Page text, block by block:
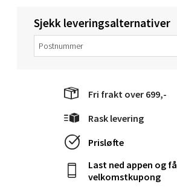
Sjekk leveringsalternativer
Fri frakt over 699,-
Rask levering
Prisløfte
Last ned appen og få
velkomstkupong
Bergen - Oasen Senter
Åpent i dag 10-21
0 i butikk